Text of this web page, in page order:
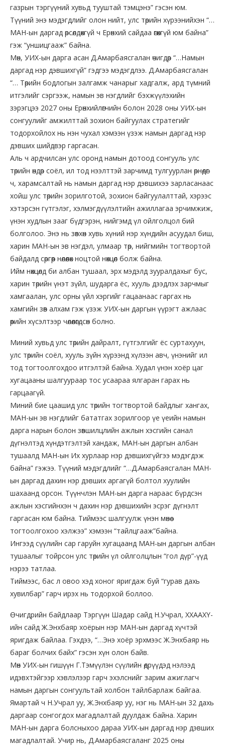
газрын тэргүүний хувьд тууштай тэмцэнэ” гэсэн юм.
Түүний энэ мэдэгдлийг олон нийт, улс төрийн хүрээнийхэн “…
МАН-ын даргад өрсөлдөхгүй ч Ерөнхий сайдаа өгөхгүй юм байна”
гэж “уншицгааж” байна.
Мөн, УИХ-ын дарга асан Д.Амарбаясгалан өчигдөр “…Намын
даргад нэр дэвшихгүй” гэдгээ мэдэгдлээ. Д.Амарбаясгалан
“… Төрийн бодлогын залгамж чанарыг хадгалж, ард түмний
итгэлийг сэргээж, намын эв нэгдлийг бэхжүүлэхийн
зэрэгцээ 2027 оны Ерөнхийлөгчийн болон 2028 оны УИХ-ын
сонгуулийг амжилттай зохион байгуулах стратегийг
тодорхойлох нь нэн чухал хэмээн үзэж намын даргад нэр
дэвших шийдвэр гаргасан.
Аль ч ардчилсан улс оронд намын дотоод сонгууль улс
төрийн өндөр соёл, ил тод нээлттэй зарчимд тулгуурлан өрнөдөг
ч, харамсалтай нь намын даргад нэр дэвшихээ зарласанаас
хойш улс төрийн зорилготой, зохион байгуулалттай, хэрээс
хэтэрсэн гүтгэлэг, хэлмэгдүүлэлтийн ажиллагаа эрчимжиж,
үнэн худлын зааг бүдгэрэн, нийгэмд үл ойлголцол бий
болголоо. Энэ нь зөвхөн хувь хүний нэр хүндийн асуудал биш,
харин МАН-ын эв нэгдэл, улмаар төр, нийгмийн тогтвортой
байдалд сөргөөр нөлөөлөх ноцтой нөхцөл болж байна.
Ийм нөхцөлд би албан тушаал, эрх мэдэлд зууралдахыг бус,
харин төрийн үнэт зүйл, шударга ёс, хууль дээдлэх зарчмыг
хамгаалан, улс орны үйл хэргийг гацаанаас гаргах нь
хамгийн зөв алхам гэж үзэж УИХ-ын даргын үүрэгт ажлаас
өөрийн хүсэлтээр чөлөөлөгдсөн болно.
Миний хувьд улс төрийн дайралт, гүтгэлгийг ёс суртахуун,
улс төрийн соёл, хууль зүйн хүрээнд хүлээн авч, үнэнийг ил
тод тогтоолгохдоо итгэлтэй байна. Худал үнэн хоёр цаг
хугацааны шалгуураар тос усаараа ялгаран гарах нь
гарцаагүй.
Миний бие цаашид улс төрийн тогтвортой байдлыг хангах,
МАН-ын эв нэгдлийг бататгах зорилгоор үе үеийн намын
дарга нарын болон зөвшилцлийн ажлын хэсгийн санал
дүгнэлтэд хүндэтгэлтэй хандаж, МАН-ын даргын албан
тушаалд МАН-ын Их хурлаар нэр дэвшихгүйгээ мэдэгдэж
байна” гэжээ. Түүний мэдэгдлийг “…Д.Амарбаясгалан МАН-
ын даргад дахин нэр дэвших аргагүй болтол хуулийн
шахаанд орсон. Түүнчлэн МАН-ын дарга нараас бүрдсэн
ажлын хэсгийнхэн ч дахин нэр дэвшихийн эсрэг дүгнэлт
гаргасан юм байна. Тиймээс шалгуулж үнэн мөнөө
тогтоолгохоо хэлжээ” хэмээн “тайлцгааж”байна.
Ингээд сүүлийн сар гаруйн хугацаанд МАН-ын даргын албан
тушаалыг тойрсон улс төрийн үл ойлголцлын “гол дүр”-үүд
нэрээ татлаа.
Тиймээс, бас л овоо хэд хоног яригдаж буй “гурав дахь
хувилбар” гарч ирэх нь тодорхой боллоо.
Өчигдрийн байдлаар Тэргүүн Шадар сайд Н.Учрал, ХХААХҮ-
ийн сайд Ж.Энхбаяр хоёрын нэр МАН-ын даргад хүчтэй
яригдаж байлаа. Гэхдээ, “…Энэ хоёр эрхмээс Ж.Энхбаяр нь
бараг болчих байх” гэсэн хүн олон байв.
Мөн УИХ-ын гишүүн Г.Тэмүүлэн сүүлийн өдрүүдэд нэлээд
идэвхтэйгээр хэвлэлээр гарч эхэлснийг зарим ажиглагч
намын даргын сонгуультай холбон тайлбарлаж байгаа.
Ямартай ч Н.Учрал уу, Ж.Энхбаяр уу, нэг нь МАН-ын 32 дахь
даргаар сонгогдох магадлалтай дуулдаж байна. Харин
МАН-ын дарга болсныхоо дараа УИХ-ын даргад нэр дэвших
магадлалтай. Учир нь, Д.Амарбаясгаланг 2025 оны